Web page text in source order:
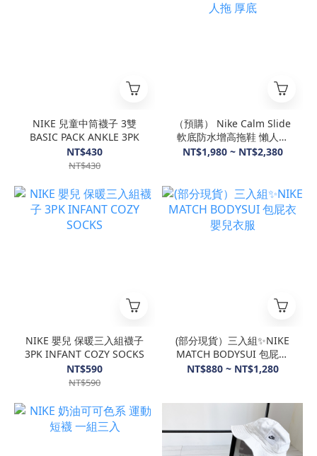
NIKE 兒童中筒襪子 3雙
BASIC PACK ANKLE 3PK
NT$430
NT$430
（預購） Nike Calm Slide
軟底防水增高拖鞋 懶人拖
厚底
NT$1,980 ~ NT$2,380
NIKE 嬰兒 保暖三入組襪子
3PK INFANT COZY SOCKS
NT$590
NT$590
(部分現貨）三入組✨NIKE
MATCH BODYSUI 包屁衣
嬰兒衣服
NT$880 ~ NT$1,280